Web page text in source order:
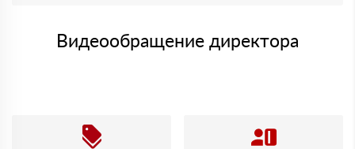
Видеообращение директора